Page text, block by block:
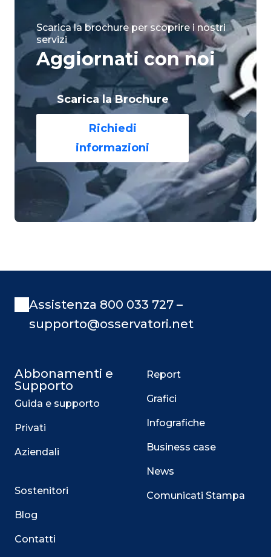
Scarica la brochure per scoprire i nostri
servizi
Aggiornati con noi
Scarica la Brochure
Richiedi
informazioni
Assistenza 800 033 727 –
supporto@osservatori.net
Abbonamenti e
Supporto
Guida e supporto
Privati
Aziendali
Sostenitori
Blog
Contatti
Report
Grafici
Infografiche
Business case
News
Comunicati Stampa